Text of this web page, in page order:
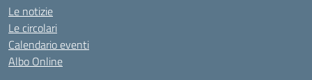
Le notizie
Le circolari
Calendario eventi
Albo Online